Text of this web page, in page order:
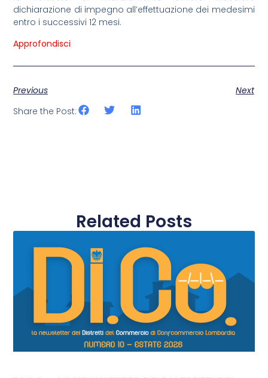
dichiarazione di impegno all’effettuazione dei medesimi
entro i successivi 12 mesi.
Approfondisci
Previous
Next
Share the Post:
Related Posts